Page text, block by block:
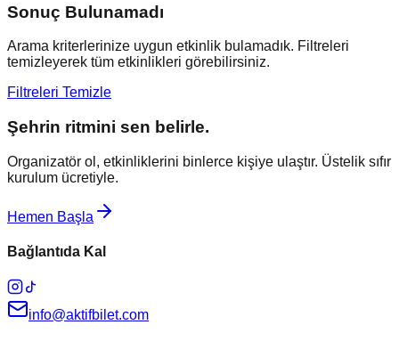
Sonuç Bulunamadı
Arama kriterlerinize uygun etkinlik bulamadık. Filtreleri
temizleyerek tüm etkinlikleri görebilirsiniz.
Filtreleri Temizle
Şehrin ritmini sen belirle.
Organizatör ol, etkinliklerini binlerce kişiye ulaştır. Üstelik sıfır
kurulum ücretiyle.
Hemen Başla
Bağlantıda Kal
info@aktifbilet.com